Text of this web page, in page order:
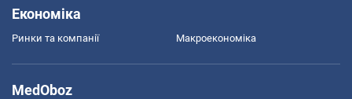
Економіка
Ринки та компанії Макроекономіка
MedOboz